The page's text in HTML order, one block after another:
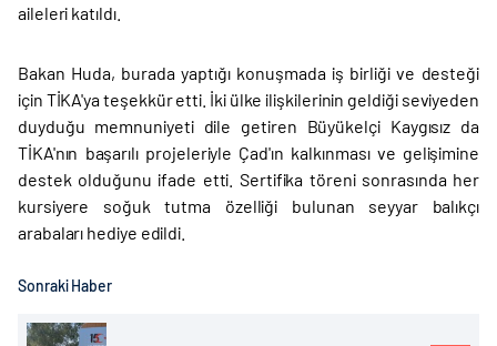
aileleri katıldı.
Bakan Huda, burada yaptığı konuşmada iş birliği ve desteği
için TİKA'ya teşekkür etti. İki ülke ilişkilerinin geldiği seviyeden
duyduğu memnuniyeti dile getiren Büyükelçi Kaygısız da
TİKA'nın başarılı projeleriyle Çad'ın kalkınması ve gelişimine
destek olduğunu ifade etti. Sertifika töreni sonrasında her
kursiyere soğuk tutma özelliği bulunan seyyar balıkçı
arabaları hediye edildi.
Sonraki Haber